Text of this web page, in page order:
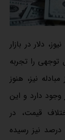
دلار در بازار
توجهی را تجربه
نیز، هنوز
وجود دارد و این
قیمت، در
روزهایی از اردیبهشت‌ماه حتی به بیش از 20 درصد نیز رسیده